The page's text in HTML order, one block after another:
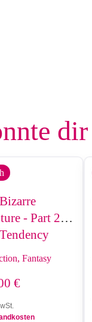
- Part 2 -
Fantasy
€